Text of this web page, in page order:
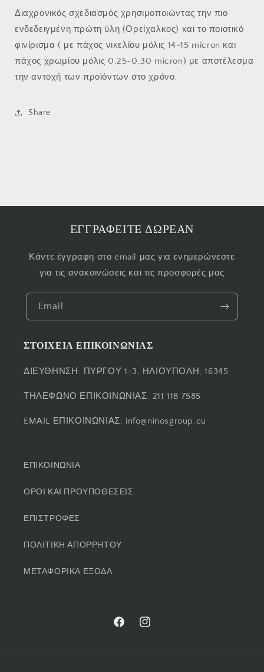
Διαχρονικός σχεδιασμός χρησιμοποιώντας την πιο
ενδεδειγμένη πρώτη ύλη (Ορείχαλκος) και το ποιοτικό
φινίρισμα ( με πάχος νικελίου μόλις 14-15 micron και
πάχος χρωμίου μόλις 0,25-0,30 micron) με αποτέλεσμα
την αντοχή των προϊόντων στο χρόνο.
Share
ΕΓΓΡΑΦΕΙΤΕ ΔΩΡΕΑΝ
Κάντε έγγραφη στο email μας για ενημερώνεστε
για τις ανακοινώσεις και τις προσφορές μας
Email
ΣΤΟΙΧΕΙΑ ΕΠΙΚΟΙΝΩΝΙΑΣ
ΔΙΕΥΘΗΝΣΗ: ΠΥΡΓΟΥ 1-3, ΗΛΙΟΥΠΟΛΗ, 16345
ΤΗΛΕΦΩΝΟ ΕΠΙΚΟΙΝΩΝΙΑΣ: 211 118 7585
EMAIL ΕΠΙΚΟΙΝΩΝΙΑΣ: info@ninosgroup.eu
ΕΠΙΚΟΙΝΩΝΙΑ
ΟΡΟΙ ΚΑΙ ΠΡΟΥΠΟΘΕΣΕΙΣ
ΕΠΙΣΤΡΟΦΕΣ
ΠΟΛΙΤΙΚΗ ΑΠΟΡΡΗΤΟΥ
ΜΕΤΑΦΟΡΙΚΑ ΕΞΟΔΑ
FacebookInstagram